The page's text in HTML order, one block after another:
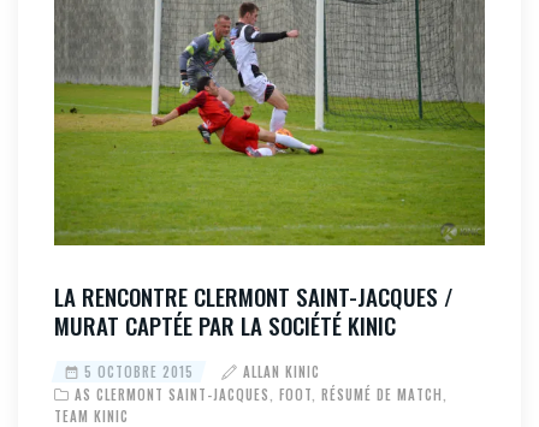
LA RENCONTRE CLERMONT SAINT-JACQUES /
MURAT CAPTÉE PAR LA SOCIÉTÉ KINIC
5 OCTOBRE 2015
ALLAN KINIC
AS CLERMONT SAINT-JACQUES
FOOT RÉSUMÉ DE MATCH
TEAM KINIC